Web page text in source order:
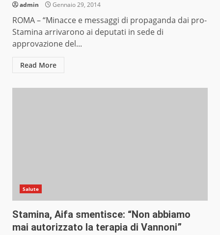
admin Gennaio 29, 2014
ROMA – “Minacce e messaggi di propaganda dai pro-
Stamina arrivarono ai deputati in sede di
approvazione del...
Read More
Salute
Stamina, Aifa smentisce: “Non abbiamo
mai autorizzato la terapia di Vannoni”